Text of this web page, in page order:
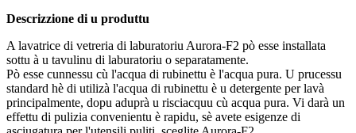
Descrizzione di u produttu
A lavatrice di vetreria di laburatoriu Aurora-F2 pò esse installata
sottu à u tavulinu di laburatoriu o separatamente.
Pò esse cunnessu cù l'acqua di rubinettu è l'acqua pura. U prucessu
standard hè di utilizà l'acqua di rubinettu è u detergente per lavà
principalmente, dopu aduprà u risciacquu cù acqua pura. Vi darà un
effettu di pulizia convenientu è rapidu, sè avete esigenze di